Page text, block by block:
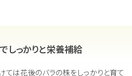
しっかりと栄養補給
は花後のバラの株をしっかりと育て